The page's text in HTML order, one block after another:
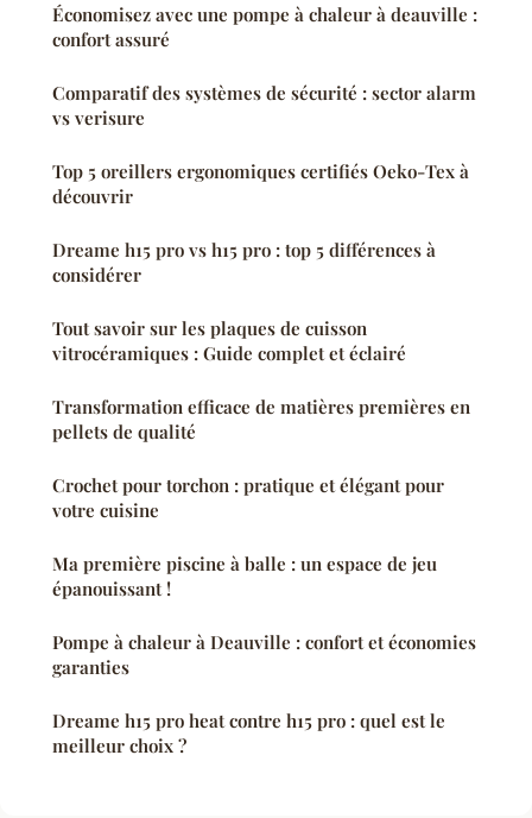
Économisez avec une pompe à chaleur à deauville :
confort assuré
Comparatif des systèmes de sécurité : sector alarm
vs verisure
Top 5 oreillers ergonomiques certifiés Oeko-Tex à
découvrir
Dreame h15 pro vs h15 pro : top 5 différences à
considérer
Tout savoir sur les plaques de cuisson
vitrocéramiques : Guide complet et éclairé
Transformation efficace de matières premières en
pellets de qualité
Crochet pour torchon : pratique et élégant pour
votre cuisine
Ma première piscine à balle : un espace de jeu
épanouissant !
Pompe à chaleur à Deauville : confort et économies
garanties
Dreame h15 pro heat contre h15 pro : quel est le
meilleur choix ?